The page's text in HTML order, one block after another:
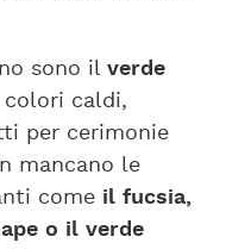
sono il verde
colori caldi,
per cerimonie
mancano le
come il fucsia,
o il verde